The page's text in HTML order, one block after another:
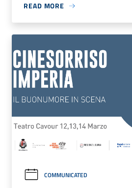
READ MORE
COMMUNICATED